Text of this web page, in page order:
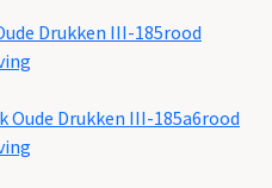
Drukken III-185rood
Oude Drukken III-185a6rood